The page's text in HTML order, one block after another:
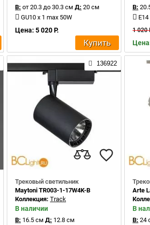
В: от 20.3 до 30.3 см Д: 20 см
GU10 x 1 max 50W
Цена: 5 020 Р.
Купить
В:
1 020
136922
Трековый светильник
Maytoni TR003-1-17W4K-B
Коллекция: Track
В наличии
В: 16.5 см Д: 12.8 см
Arte
В
В: 24